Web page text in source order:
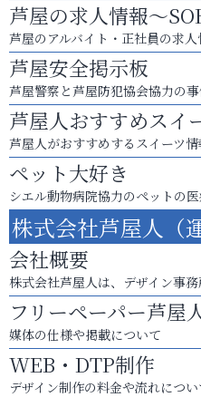
芦屋の求人情報～
芦屋のアルバイト・正社員の求人
芦屋安全掲示板
芦屋警察と芦屋防犯協会協力の
芦屋人おすすめスイ
芦屋人がおすすめするスイーツ情
ペット大好き
シエル動物病院協力のペットの
株式会社芦屋人（
会社概要
株式会社芦屋人は、デザイン事
フリーペーパー芦屋
媒体の仕様や掲載について
WEB・DTP制作
デザイン制作の料金や流れについ